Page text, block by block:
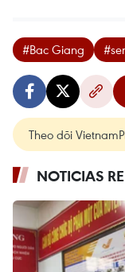
#Bac Giang
Theo dõi
NOTICIAS